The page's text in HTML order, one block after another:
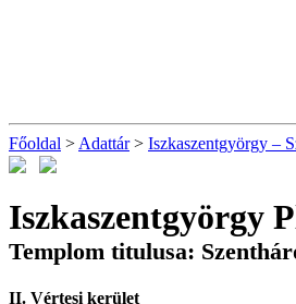
Főoldal > Adattár> Iszkaszentgyörgy –
Iszkaszentgyörgy
Templom titulusa:
II. Vértesi kerület